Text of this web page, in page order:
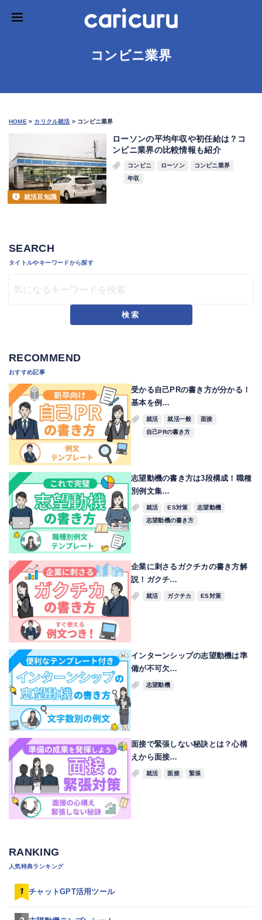
コンビニ業界
HOME > カリクル就活 > コンビニ業界
就活豆知識
ローソンの平均年収や初任給は？コ
ンビニ業界の比較情報も紹介
コンビニ ローソン
コンビニ業界
年収
SEARCH
タイトルやキーワードから探す
検索
RECOMMEND
おすすめ記事
受かる自己PRの書き方が分かる！
基本を例…
就活 就活一般
面接
自己PRの書き方
志望動機の書き方は3段構成！職種
別例文集…
就活 ES対策
志望動機
志望動機の書き方
企業に刺さるガクチカの書き方解
説！ガクチ…
就活 ガクチカ ES対策
インターンシップの志望動機は準
備が不可欠…
志望動機
面接で緊張しない秘訣とは？心構
えから面接…
就活 面接 緊張
RANKING
人気特典ランキング
チャットGPT活用ツール